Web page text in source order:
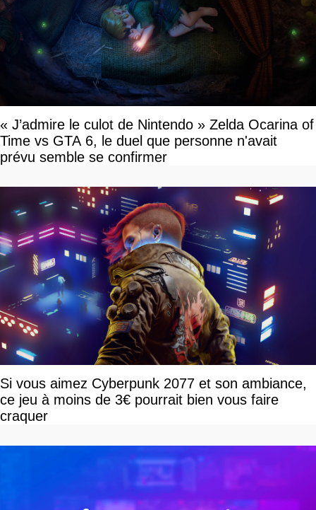
« J’admire le culot de Nintendo » Zelda Ocarina of
Time vs GTA 6, le duel que personne n'avait
prévu semble se confirmer
Si vous aimez Cyberpunk 2077 et son ambiance,
ce jeu à moins de 3€ pourrait bien vous faire
craquer